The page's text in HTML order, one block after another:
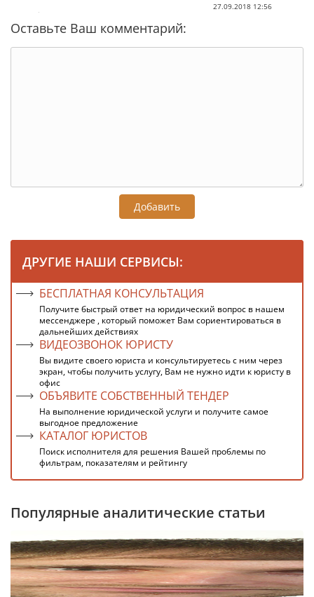
27.09.2018 12:56
Оставьте Ваш комментарий:
Добавить
ДРУГИЕ НАШИ СЕРВИСЫ:
БЕСПЛАТНАЯ КОНСУЛЬТАЦИЯ
Получите быстрый ответ на юридический вопрос в нашем
мессенджере , который поможет Вам сориентироваться в
дальнейших действиях
ВИДЕОЗВОНОК ЮРИСТУ
Вы видите своего юриста и консультируетесь с ним через
экран, чтобы получить услугу, Вам не нужно идти к юристу в
офис
ОБЪЯВИТЕ СОБСТВЕННЫЙ ТЕНДЕР
На выполнение юридической услуги и получите самое
выгодное предложение
КАТАЛОГ ЮРИСТОВ
Поиск исполнителя для решения Вашей проблемы по
фильтрам, показателям и рейтингу
Популярные аналитические статьи